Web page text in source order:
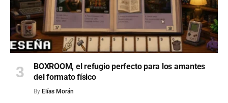
BOXROOM, el refugio perfecto para los amantes
del formato físico
By Elías Morán